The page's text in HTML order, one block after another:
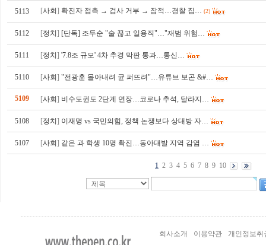
5113 [사회] 확진자 접촉 → 검사 거부 → 잠적…경찰 집… (2)
5112 [정치] [단독] 조두순 "술 끊고 일용직"…"재범 위험…
5111 [정치] '7.8조 규모' 4차 추경 막판 통과…통신…
5110 [사회] "전광훈 몰아내려 균 퍼뜨려"…유튜브 보곤 &#…
5109 [사회] 비수도권도 2단계 연장…코로나 추석, 달라지…
5108 [정치] 이재명 vs 국민의힘, 정책 논쟁보다 상대방 자…
5107 [사회] 같은 과 학생 10명 확진…동아대발 지역 감염 …
1 2 3 4 5 6 7 8 9 10
회사소개 이용약관 개인정보취